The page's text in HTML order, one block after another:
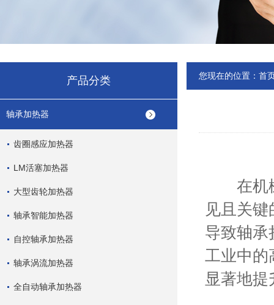
产品分类
轴承加热器
齿圈感应加热器
LM活塞加热器
大型齿轮加热器
轴承智能加热器
自控轴承加热器
轴承涡流加热器
全自动轴承加热器
您现在的位置： 首
在机械
见且关
导致轴承
工业中的
显著地